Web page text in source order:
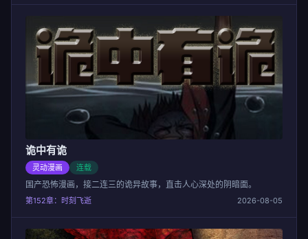
诡中有诡
灵动漫画 连载
国产恐怖漫画，接二连三的诡异故事，直击人心深处的阴暗面。
第152章：时刻飞逝 2026-08-05